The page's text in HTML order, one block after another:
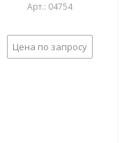
Арт.: 04754
Цена по запросу